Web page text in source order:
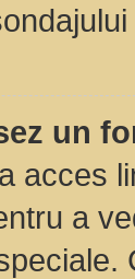
un
acces
a